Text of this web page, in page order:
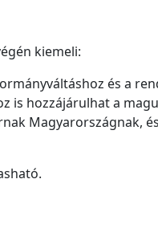
kiemeli:
és a
is hozzájárulhat a
Magyarországnak,